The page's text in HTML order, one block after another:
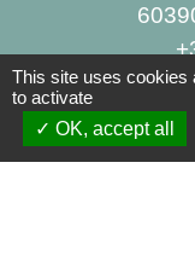
This site uses cookies
to activate
OK, accept all